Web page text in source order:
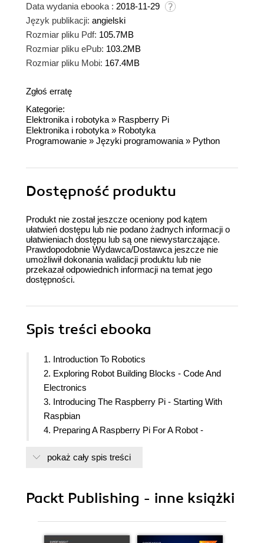
Data wydania ebooka : 2018-11-29
Język publikacji: angielski
Rozmiar pliku Pdf: 105.7MB
Rozmiar pliku ePub: 103.2MB
Rozmiar pliku Mobi: 167.4MB
Zgłoś erratę
Kategorie:
Elektronika i robotyka » Raspberry Pi
Elektronika i robotyka » Robotyka
Programowanie » Języki programowania » Python
Dostępność produktu
Produkt nie został jeszcze oceniony pod kątem
ułatwień dostępu lub nie podano żadnych informacji o
ułatwieniach dostępu lub są one niewystarczające.
Prawdopodobnie Wydawca/Dostawca jeszcze nie
umożliwił dokonania walidacji produktu lub nie
przekazał odpowiednich informacji na temat jego
dostępności.
Spis treści ebooka
1. Introduction To Robotics
2. Exploring Robot Building Blocks - Code And
Electronics
3. Introducing The Raspberry Pi - Starting With
Raspbian
4. Preparing A Raspberry Pi For A Robot -
5. Backing Up The Code With Git And SD Card
Wiring
pokaż cały spis treści
Packt Publishing - inne książki